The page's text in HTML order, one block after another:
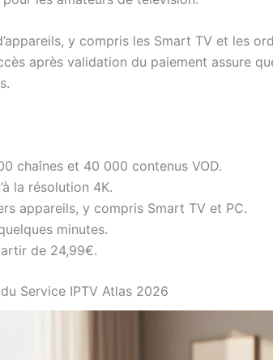
y compris les Smart TV et les
après validation du paiement assure
chaînes et 40 000 contenus VOD.
la résolution 4K.
appareils, y compris Smart TV et PC.
minutes.
de 24,99€.
Service IPTV Atlas 2026